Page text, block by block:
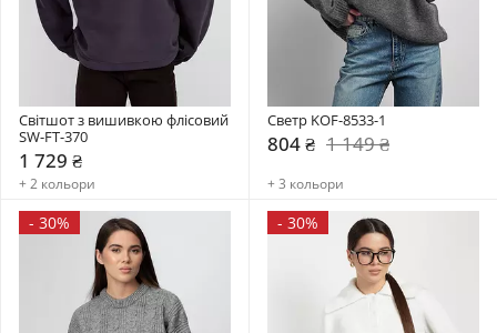
Світшот з вишивкою флісовий
SW-FT-370
1 729 ₴
+ 2 кольори
Светр KOF-8533-1
804 ₴ 1 149 ₴
+ 3 кольори
- 30% - 30%